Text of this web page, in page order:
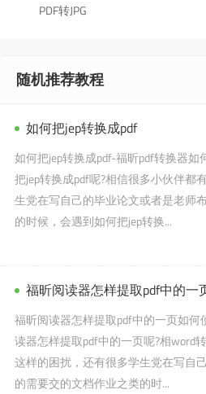
PDF转JPG
随机推荐教程
如何把jep转换成pdf
如何把jep转换成pdf-福昕pdf转换器如
把jep转换成pdf呢?相信很多小伙伴都
生党在写自己的毕业论文或者是老师
的时候，会遇到如何把jep转换...
福昕阅读器怎样提取pdf中的一
福昕阅读器怎样提取pdf中的一页如何
读器怎样提取pdf中的一页呢?相word
这样的困扰，还有很多学生党在写自
的需要交的文档作业之类的时...